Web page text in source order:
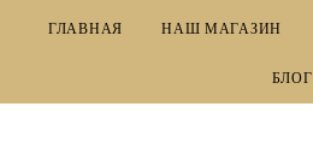
ГЛАВНАЯ НАШ МАГАЗИН
БЛОГ